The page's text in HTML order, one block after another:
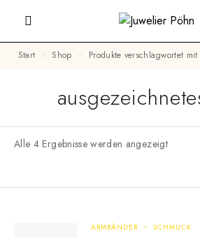
Start Shop Produkte verschlagwortet
Alle 4 Ergebnisse werden angezeigt
ARMBÄNDER SCHMUCK